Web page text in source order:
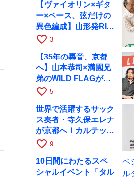
【ヴァイオリン×ギタ
ー×ベース、弦だけの
異色編成】山形発RIM
が初全国ツアーで8月
favorite_border 3
【35年の轟音、京都
へ】山本恭司×満園兄
弟のWILD FLAGが8
月6日にRAGでライブ
favorite_border 5
世界で活躍するサック
ス奏者・寺久保エレナ
が京都へ！カルテッ
ト・ツアー京都公演を
favorite_border 9
10日間にわたるスペ
シャルイベント「タル